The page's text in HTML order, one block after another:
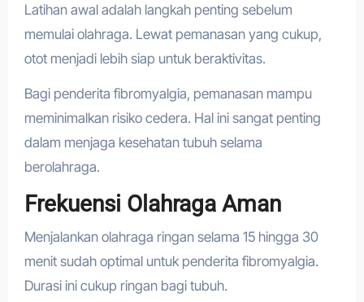
Latihan awal adalah langkah penting sebelum
memulai olahraga. Lewat pemanasan yang cukup,
otot menjadi lebih siap untuk beraktivitas.
Bagi penderita fibromyalgia, pemanasan mampu
meminimalkan risiko cedera. Hal ini sangat penting
dalam menjaga kesehatan tubuh selama
berolahraga.
Frekuensi Olahraga Aman
Menjalankan olahraga ringan selama 15 hingga 30
menit sudah optimal untuk penderita fibromyalgia.
Durasi ini cukup ringan bagi tubuh.